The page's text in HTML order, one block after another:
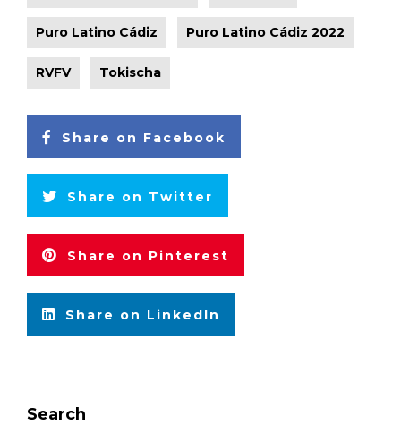
Puro Latino Cádiz Puro Latino Cádiz 2022
RVFV Tokischa
Share on Facebook
Share on Twitter
Share on Pinterest
Share on LinkedIn
Search